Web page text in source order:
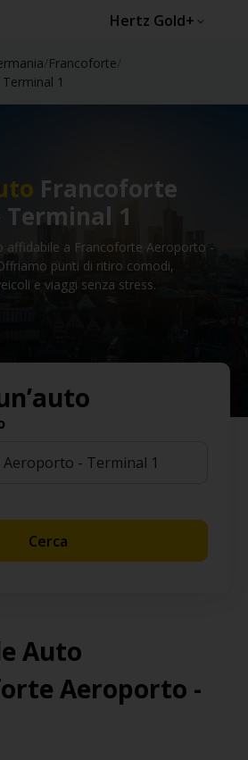
Hertz Gold+
Francoforte
1
Francoforte
1
affidabile a Francoforte Aeroporto -
punti di ritiro comodi,
e viaggi senza stress.
Cerca
Auto
Aeroporto -